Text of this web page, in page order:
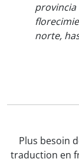
provincia
norte,
Plus besoin
traduction en